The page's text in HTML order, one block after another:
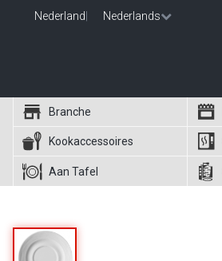
Nederland Nederlands
Branche
Kookaccessoires
Aan Tafel